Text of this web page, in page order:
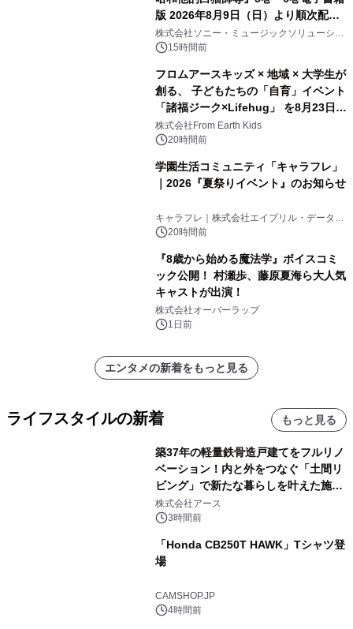
版 2026年8月9日（日）より順次配信
開始
株式会社ソニー・ミュージックソリューショ
ンズ15時間前
フロムアースキッズ × 地域 × 大学生が
創る、 子どもたちの「自育」イベント
「諸福ジーク×Lifehug」 を8月23日
(日)開催
株式会社From Earth Kids
20時間前
学園生活コミュニティ「キャラフレ」
｜2026『夏祭りイベント』のお知らせ
キャラフレ｜株式会社エイプリル・データ・
デザインズ
20時間前
『8歳から始める魔法学』ボイスコミ
ック公開！ 村瀬歩、藤原夏海ら大人気
キャストが出演！
株式会社オーバーラップ
1日前
エンタメの新着をもっと見る
ライフスタイルの新着 もっと見る
築37年の軽量鉄骨造戸建てをフルリノ
ベーション！内と外をつなぐ「土間リ
ビング」で新たな暮らしを叶えた施工
事例を株式会社アースが公開
株式会社アース
3時間前
「Honda CB250T HAWK」Tシャツ登
場
CAMSHOP.JP
4時間前